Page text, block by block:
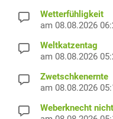
Wetterfühligkeit
am 08.08.2026
Weltkatzentag
am 08.08.2026
Zwetschkenernte
am 08.08.2026
Weberknecht